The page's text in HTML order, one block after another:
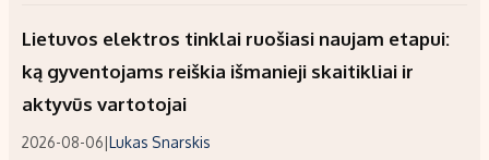
Lietuvos elektros tinklai ruošiasi naujam etapui:
ką gyventojams reiškia išmanieji skaitikliai ir
aktyvūs vartotojai
2026-08-06|Lukas Snarskis